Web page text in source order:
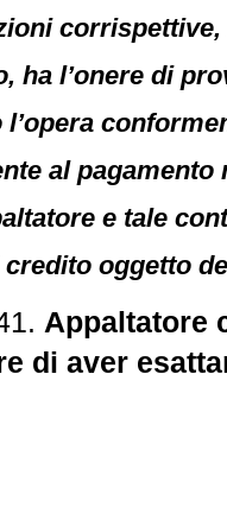
ha l’onere di
al
e tale
oggetto
Appaltatore
di aver